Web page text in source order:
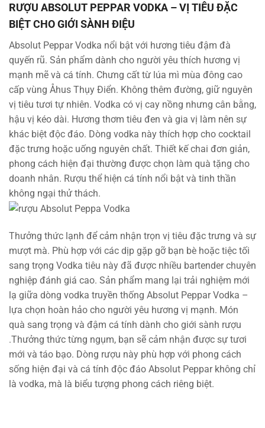
RƯỢU ABSOLUT PEPPAR VODKA – VỊ TIÊU ĐẶC
BIỆT CHO GIỚI SÀNH ĐIỆU
Absolut Peppar Vodka nổi bật với hương tiêu đậm đà
quyến rũ. Sản phẩm dành cho người yêu thích hương vị
mạnh mẽ và cá tính. Chưng cất từ lúa mì mùa đông cao
cấp vùng Åhus Thụy Điển. Không thêm đường, giữ nguyên
vị tiêu tươi tự nhiên. Vodka có vị cay nồng nhưng cân bằng,
hậu vị kéo dài. Hương thơm tiêu đen và gia vị làm nên sự
khác biệt độc đáo. Dòng vodka này thích hợp cho cocktail
đặc trưng hoặc uống nguyên chất. Thiết kế chai đơn giản,
phong cách hiện đại thường được chọn làm quà tặng cho
doanh nhân. Rượu thể hiện cá tính nổi bật và tinh thần
không ngại thử thách.
Thưởng thức lạnh để cảm nhận trọn vị tiêu đặc trưng và sự
mượt mà. Phù hợp với các dịp gặp gỡ bạn bè hoặc tiệc tối
sang trọng Vodka tiêu này đã được nhiều bartender chuyên
nghiệp đánh giá cao. Sản phẩm mang lại trải nghiệm mới
lạ giữa dòng vodka truyền thống Absolut Peppar Vodka –
lựa chọn hoàn hảo cho người yêu hương vị mạnh. Món
quà sang trọng và đậm cá tính dành cho giới sành rượu
.Thưởng thức từng ngụm, bạn sẽ cảm nhận được sự tươi
mới và táo bạo. Dòng rượu này phù hợp với phong cách
sống hiện đại và cá tính độc đáo Absolut Peppar không chỉ
là vodka, mà là biểu tượng phong cách riêng biệt.